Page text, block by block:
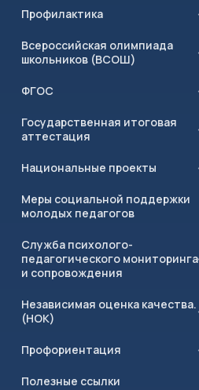
Профилактика
Всероссийская олимпиада
школьников (ВСОШ)
ФГОС
Государственная итоговая
аттестация
Национальные проекты
Меры социальной поддержки
молодых педагогов
Служба психолого-
педагогического мониторинга
и сопровождения
Независимая оценка качества.
(НОК)
Профориентация
Полезные ссылки